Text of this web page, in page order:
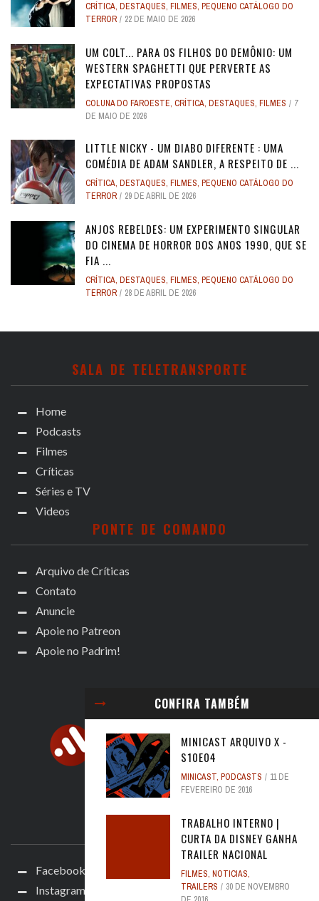
CONFIRA TAMBÉM
MINICAST ARQUIVO X -
S10E04
MINICAST, PODCASTS
11 DE
FEVEREIRO DE 2016
TRABALHO INTERNO |
CURTA DA DISNEY GANHA
TRAILER NACIONAL
FILMES, NOTICIAS,
TRAILERS
30 DE NOVEMBRO
CRÍTICA, DESTAQUES, FILMES, PEQUENO CATÁLOGO DO
TERROR
22 DE MAIO DE 2026
UM COLT... PARA OS FILHOS DO DEMÔNIO: UM
WESTERN SPAGHETTI QUE PERVERTE AS
EXPECTATIVAS PROPOSTAS
COLUNA DO FAROESTE, CRÍTICA, DESTAQUES, FILMES
7
DE MAIO DE 2026
LITTLE NICKY - UM DIABO DIFERENTE : UMA
COMÉDIA DE ADAM SANDLER, A RESPEITO DE ...
CRÍTICA, DESTAQUES, FILMES, PEQUENO CATÁLOGO DO
TERROR
29 DE ABRIL DE 2026
ANJOS REBELDES: UM EXPERIMENTO SINGULAR
DO CINEMA DE HORROR DOS ANOS 1990, QUE SE
FIA ...
CRÍTICA, DESTAQUES, FILMES, PEQUENO CATÁLOGO DO
TERROR
28 DE ABRIL DE 2026
SALA DE TELETRANSPORTE
Home
Podcasts
Filmes
Críticas
Séries e TV
Videos
PONTE DE COMANDO
Arquivo de Críticas
Contato
Anuncie
Apoie no Patreon
Apoie no Padrim!
ACOMPANHE
Facebook
Instagram